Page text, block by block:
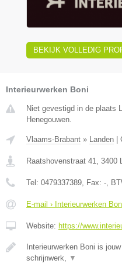
BEKIJK VOLLEDIG
Interieurwerken Boni
Niet gevestigd in de plaats
Henegouwen.
Vlaams-Brabant » Landen
Raatshovenstraat 41, 3400
Tel: 0479337389, Fax: -,
E-mail › Interieurwerken
Website: https://
Interieurwerken Boni is
schrijnwerk, ▼